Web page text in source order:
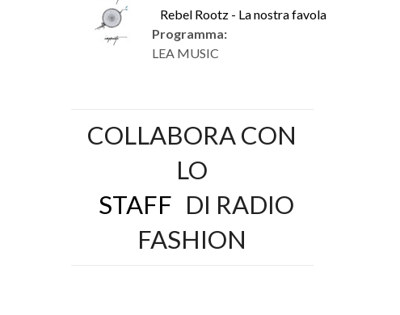
Rebel Rootz - La nostra favola
Programma:
LEA MUSIC
COLLABORA CON
LO
STAFF DI RADIO
FASHION